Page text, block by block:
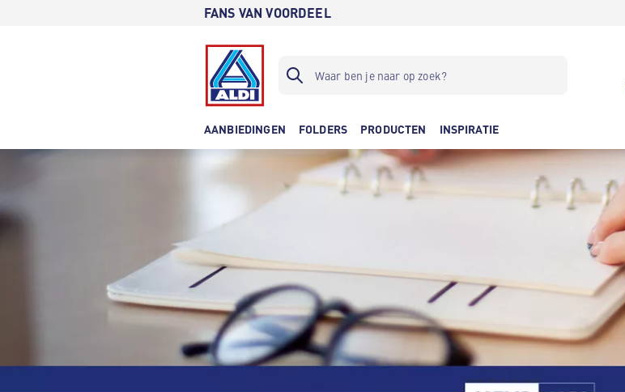
FANS VAN VOORDEEL
AANBIEDINGEN FOLDERS PRODUCTEN INSPIRATIE